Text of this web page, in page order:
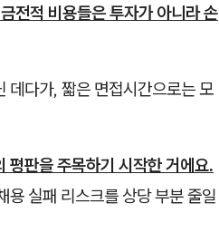
전적 비용들은 투자가 아니라 손
데다가, 짧은 면접시간으로는 모
평판을 주목하기 시작한 거에요.
용 실패 리스크를 상당 부분 줄일